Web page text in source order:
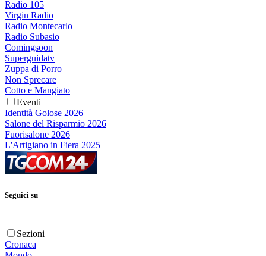
Radio 105
Virgin Radio
Radio Montecarlo
Radio Subasio
Comingsoon
Superguidatv
Zuppa di Porro
Non Sprecare
Cotto e Mangiato
Eventi
Identità Golose 2026
Salone del Risparmio 2026
Fuorisalone 2026
L'Artigiano in Fiera 2025
Seguici su
Sezioni
Cronaca